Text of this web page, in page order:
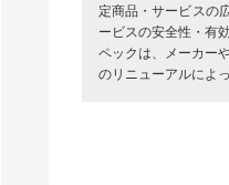
定商品・サービスの
ービスの安全性・有
ペックは、メーカー
のリニューアルによ